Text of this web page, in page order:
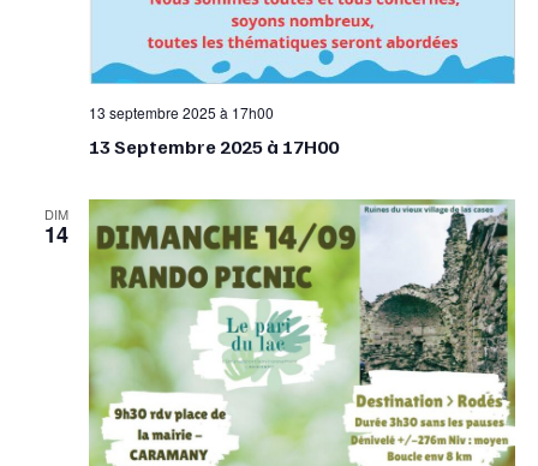
13 Septembre 2025 à 17H00
13 septembre 2025 à 17h00
DIM
14